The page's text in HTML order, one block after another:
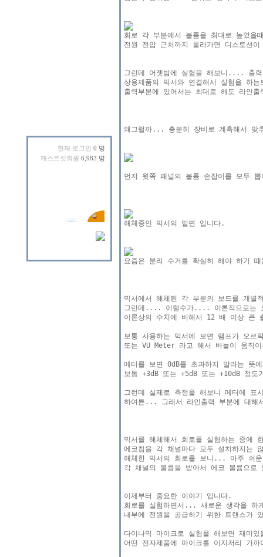
현재 로그인 0 명
캐스트킷회원 6,983 명
전원 전압 근처까지 올라가면 디스토션
그런데 어젯밤에 실험을 해보니.... 출
상용제품의 믹서와 연결해서 실험을 하
출력부분에 있어서는 최대로 해도 라인
왜그럴까... 충분히 장비로 계측해서 맞
먼저 윗쪽 패널의 볼륨 손잡이를 모두
믹서에서 해체된 각 부분의 보드를 개별
그런데.... 이럴수가.... 이론적으로는
이론상의 수치에 비해서 12 배 이상 큰
보통 사용하는 믹서에 보면 램프가 오르
또는 VU Meter 라고 해서 바늘이 움직
메터를 보면 0dB를 초과하지 말라는 뜻
보통 +3dB 또는 +5dB 또는 +10dB 정도
그런데 실제로 측정을 해보니 메터에 표
하여튼... 그래서 라인출력 부분에 대해
믹서를 해체해서 회로를 실험하는 중에
에코칩을 각 채널마다 모두 설치하지는
해체한 믹서의 회로를 보니... 아주 쉬운
각 채널의 볼륨을 받아서 에코 볼륨으
이제부터 중요한 이야기 입니다.
회로를 실험하면서... 새로운 생각을 하
내부에 전원을 공급하기 위한 트랜스가
다이나믹 마이크로 실험을 해보면 재미
어떤 전자제품에 마이크를 이지저리 가